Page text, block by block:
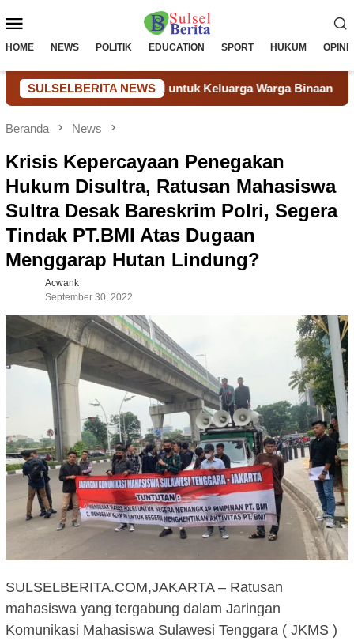
ke
Mobile
HOME NEWS POLITIK EDUCATION SPORT HUKUM OPINI
SULSELBERITA NEWS
Sosial untuk Keluarga Warga Binaan Donor
Beranda News
Krisis Kepercayaan Penegakan
Hukum Disultra, Ratusan Mahasiswa
Sultra Desak Bareskrim Polri, Segera
Tindak PT.BMI Atas Dugaan
Menggarap Hutan Lindung?
Acwank
September 30, 2022
SULSELBERITA.COM,JAKARTA – Ratusan
mahasiswa yang tergabung dalam Jaringan
Komunikasi Mahasiswa Sulawesi Tenggara ( JKMS )